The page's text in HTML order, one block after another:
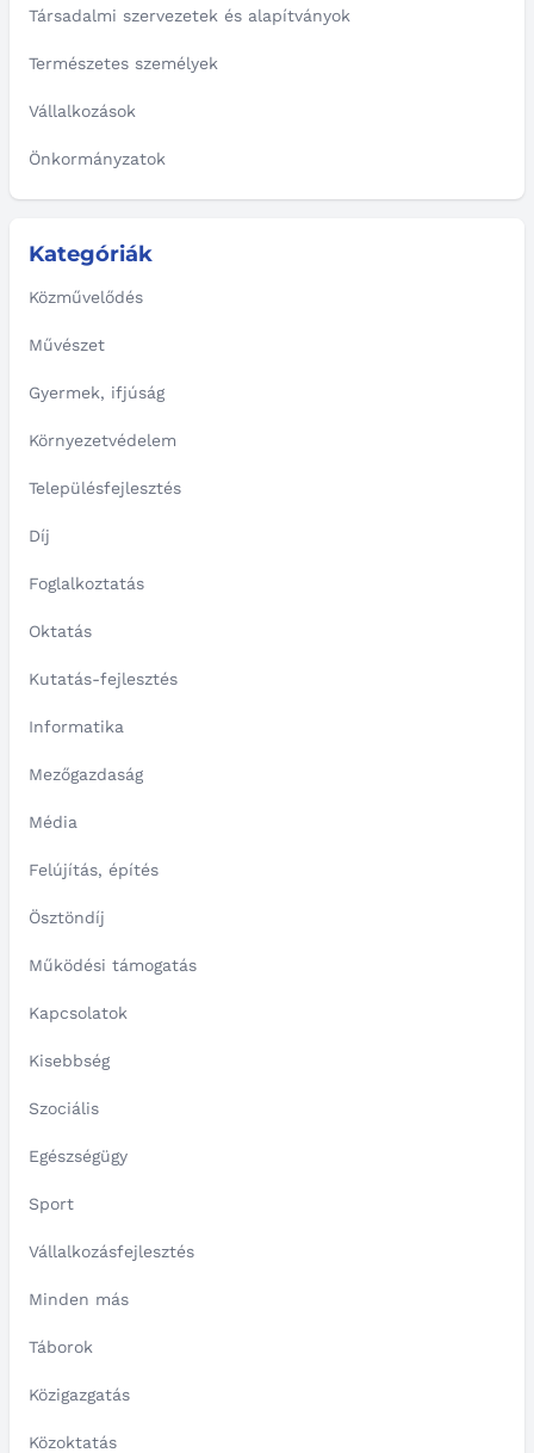
Társadalmi szervezetek és alapítványok
Természetes személyek
Vállalkozások
Önkormányzatok
Kategóriák
Közművelődés
Művészet
Gyermek, ifjúság
Környezetvédelem
Településfejlesztés
Díj
Foglalkoztatás
Oktatás
Kutatás-fejlesztés
Informatika
Mezőgazdaság
Média
Felújítás, építés
Ösztöndíj
Működési támogatás
Kapcsolatok
Kisebbség
Szociális
Egészségügy
Sport
Vállalkozásfejlesztés
Minden más
Táborok
Közigazgatás
Közoktatás